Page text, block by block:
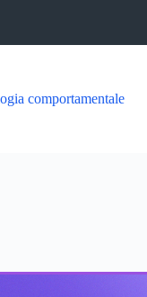
comportamentale